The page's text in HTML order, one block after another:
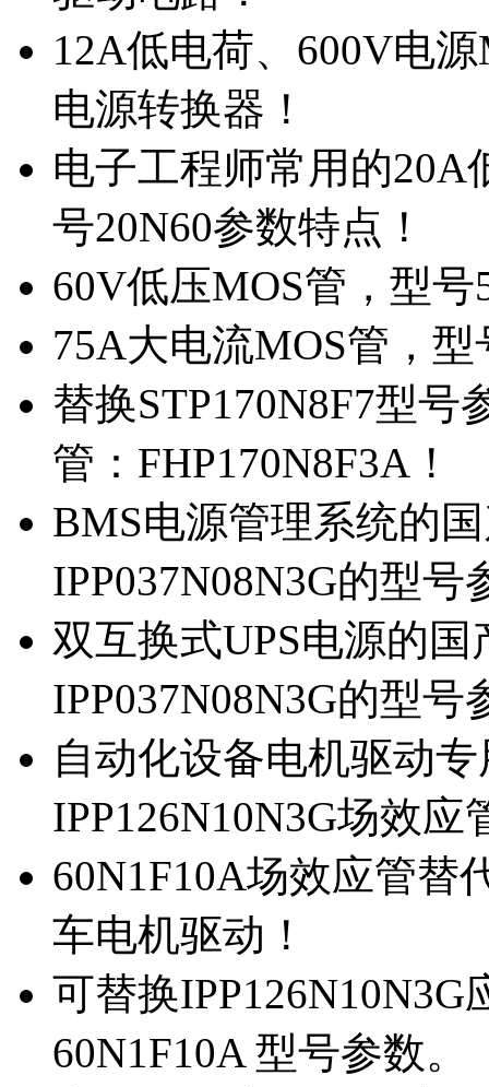
12A低电荷、600V电
电源转换器！
电子工程师常用的20A
号20N60参数特点！
60V低压MOS管，型
75A大电流MOS管，
替换STP170N8F7型
管：FHP170N8F3A！
BMS电源管理系统的
IPP037N08N3G的型号
双互换式UPS电源的
IPP037N08N3G的型号
自动化设备电机驱动
IPP126N10N3G场效应
60N1F10A场效应管替
车电机驱动！
可替换
60N1F10A 型号参数。